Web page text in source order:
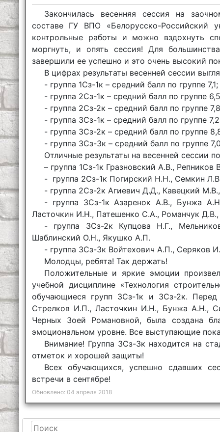
Закончилась весенняя сессия на
составе ГУ ВПО «Белорусско-Российский
контрольные работы и можно вздохнуть
моргнуть, и опять сессия! Для
завершили ее успешно и это очень высокий
В цифрах результаты весенней сессии
- группа 1Сз-1к – средний балл по группе 7,1;
- группа 2Сз-1к – средний балл по группе
- группа 2Сз-2к – средний балл по группе
- группа 3Сз-1к – средний балл по группе
- группа 3Сз-2к – средний балл по группе
- группа 3Сз-3к – средний балл по группе
Отличные результаты на весенней сессии
– группа 1Сз-1к Гразновский А.В.,
- группа 2Сз-1к Погирский Н.Н., Семкин
- группа 2Сз-2к Агиевич Д.Д., Кавецкий
- группа 3Сз-1к Азаренок А.В., Бунжа
Ласточкин И.Н., Патешенко С.А., Романчук
- группа 3Сз-2к Купцова Н.Г.,
Шаблинский О.Н., Якушко А.П.
- группа 3Сз-3к Войтехович А.П., Серяков
Молодцы, ребята! Так держать!
Положительные и яркие эмоции
учебной дисциплине «Технология
обучающиеся групп 3Сз-1к и 3Сз-2к.
Стрелков И.П., Ласточкин И.Н., Бунжа А.Н.,
Черных Зоей Романовной, была создана
эмоциональном уровне. Все выступающие
Внимание! Группа 3Сз-3к находится на
отметок и хорошей защиты!
Всех обучающихся, успешно сдавших
встречи в сентябре!
Обновлено: 04 апреля 2018